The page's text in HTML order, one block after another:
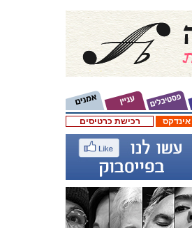
רכישת כרטיסים אינדקס